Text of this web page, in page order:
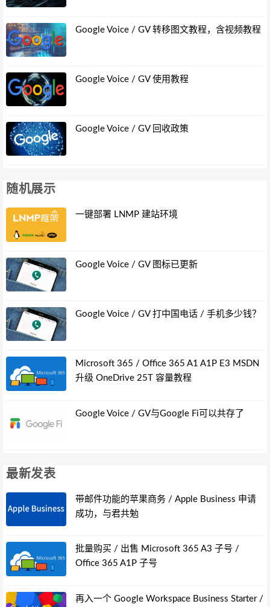
Google Voice / GV 转移图文教程，含视频教程
Google Voice / GV 使用教程
Google Voice / GV 回收政策
随机展示
一键部署 LNMP 建站环境
Google Voice / GV 图标已更新
Google Voice / GV 打中国电话 / 手机多少钱？
Microsoft 365 / Office 365 A1 A1P E3 MSDN
升级 OneDrive 25T 容量教程
Google Voice / GV与Google Fi可以共存了
最新发表
带邮件功能的苹果商务 / Apple Business 申请
成功，与君共勉
批量购买 / 出售 Microsoft 365 A3 子号 /
Office 365 A1P 子号
再入一个 Google Workspace Business Starter /